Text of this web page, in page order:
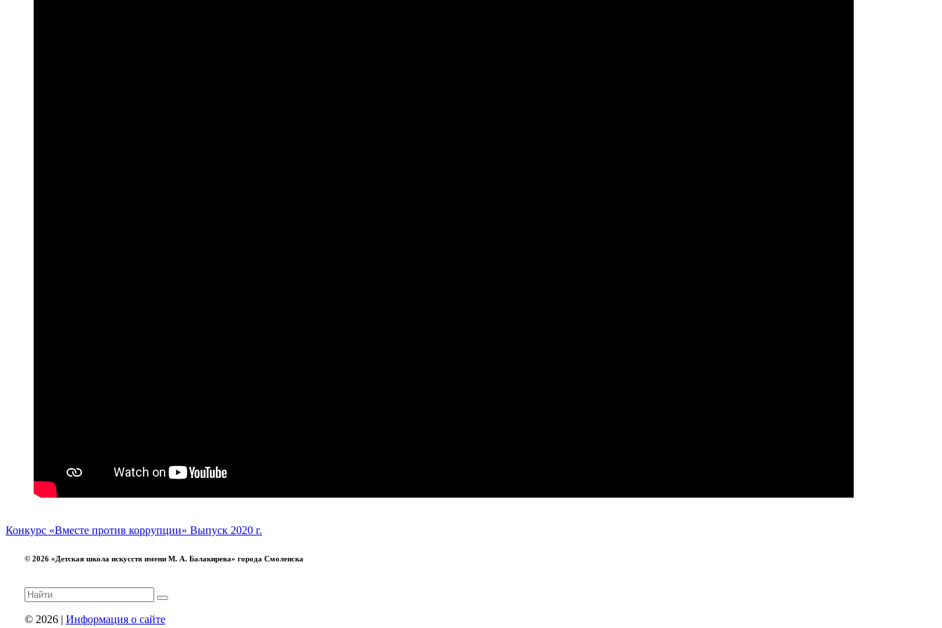
Конкурс «Вместе против коррупции» Выпуск 2020 г.
© 2026 «Детская школа искусств имени М. А. Балакирева» города Смоленска
© 2026 | Информация о сайте